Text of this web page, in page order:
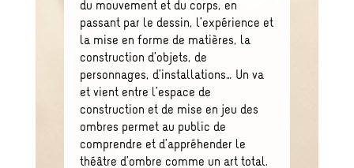
du mouvement et du corps, en
passant par le dessin, l’expérience et
la mise en forme de matières, la
construction d’objets, de
personnages, d’installations… Un va
et vient entre l’espace de
construction et de mise en jeu des
ombres permet au public de
comprendre et d’appréhender le
théâtre d’ombre comme un art total.